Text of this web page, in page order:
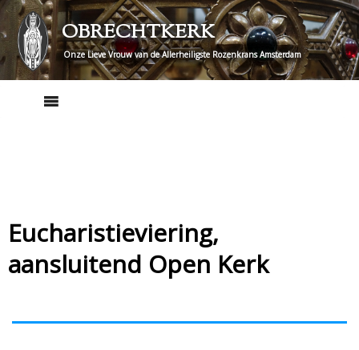
Skip
to
content
OBRECHTKERK
Onze Lieve Vrouw van de Allerheiligste Rozenkrans Amsterdam
Eucharistieviering,
aansluitend Open Kerk